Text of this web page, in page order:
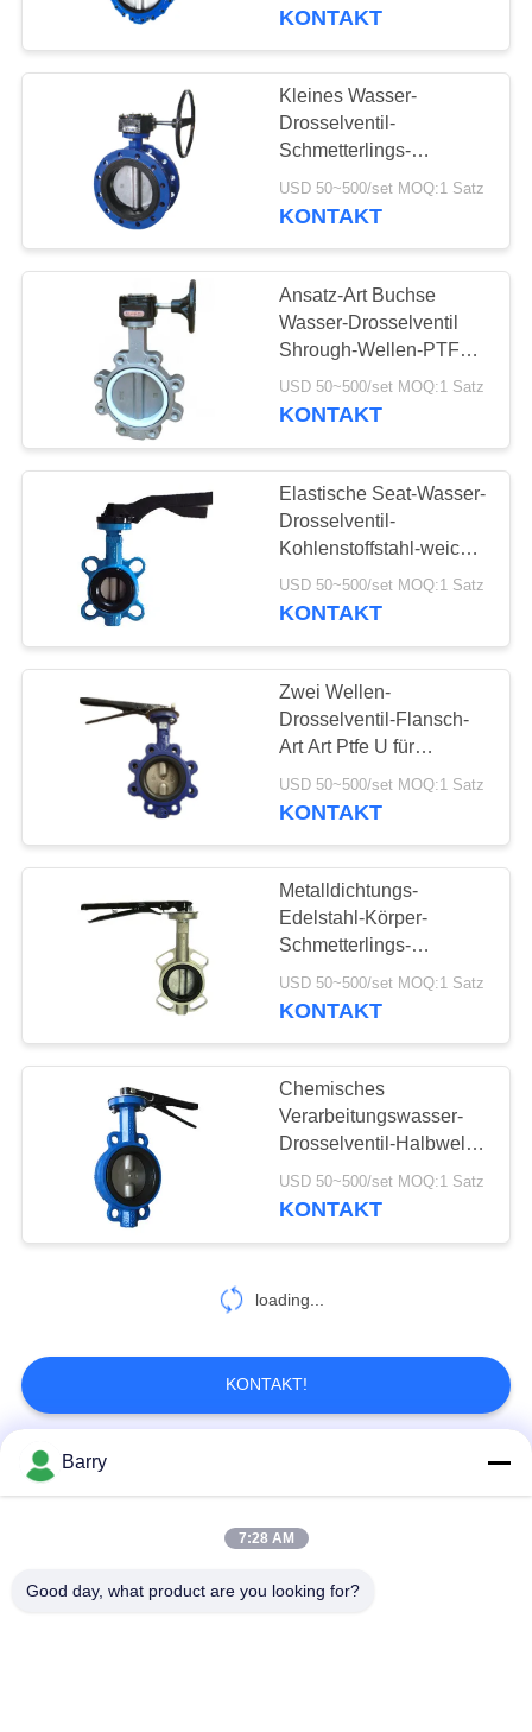
SITEMAP
DATENSCHUTZERKLÄRUNG
KONTAKT
Kleines Wasser-
Drosselventil-
Schmetterlings-
Regelventil-
überzogenes
USD 50~500/set MOQ:1 Satz
KONTAKT
Ansatz-Art Buchse
Wasser-Drosselventil
Shrough-Wellen-PTFE
ohne Pin
USD 50~500/set MOQ:1 Satz
KONTAKT
Elastische Seat-Wasser-
Drosselventil-
Kohlenstoffstahl-weiche
versiegelnde Ansatz-Art
USD 50~500/set MOQ:1 Satz
KONTAKT
Zwei Wellen-
Drosselventil-Flansch-
Art Art Ptfe U für
stabilisierten Wasser-
Druck
USD 50~500/set MOQ:1 Satz
KONTAKT
Metalldichtungs-
Edelstahl-Körper-
Schmetterlings-
Ventilteller-Standard mit
Griff
USD 50~500/set MOQ:1 Satz
KONTAKT
Chemisches
Verarbeitungswasser-
Drosselventil-Halbwelle
motorisiertes
Drosselventil
USD 50~500/set MOQ:1 Satz
KONTAKT
loading...
KONTAKT!
Beliebte Kategorien
Barry
7:28 AM
Good day, what product are you looking for?